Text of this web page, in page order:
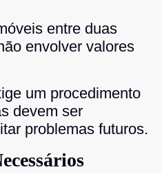
entre duas
envolver valores
um procedimento
devem ser
problemas futuros.